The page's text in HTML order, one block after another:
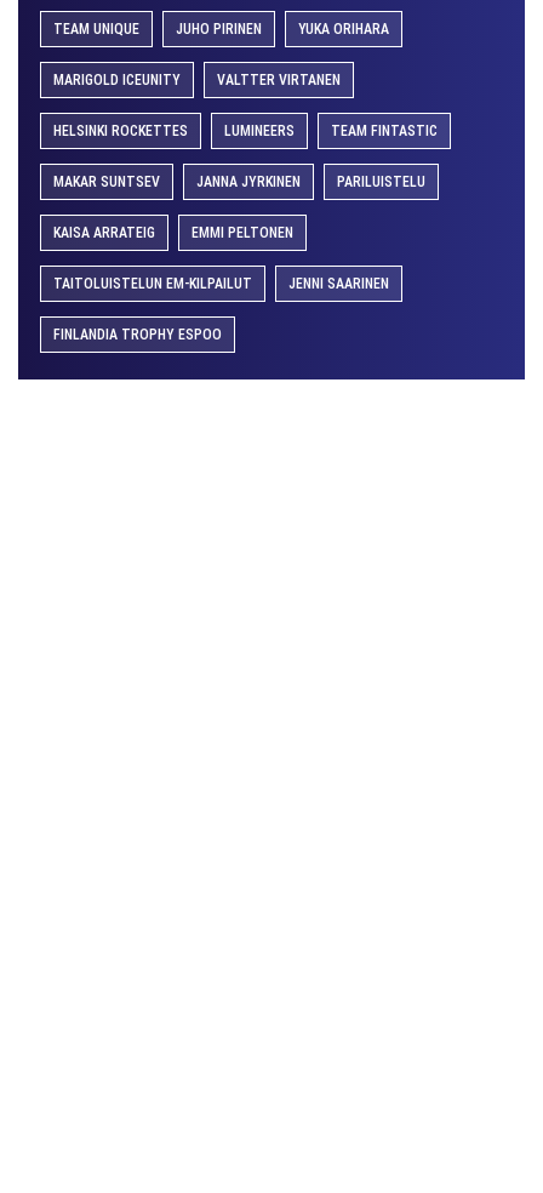
TEAM UNIQUE JUHO PIRINEN YUKA ORIHARA
MARIGOLD ICEUNITY VALTTER VIRTANEN
HELSINKI ROCKETTES LUMINEERS TEAM FINTASTIC
MAKAR SUNTSEV JANNA JYRKINEN PARILUISTELU
KAISA ARRATEIG EMMI PELTONEN
TAITOLUISTELUN EM-KILPAILUT JENNI SAARINEN
FINLANDIA TROPHY ESPOO